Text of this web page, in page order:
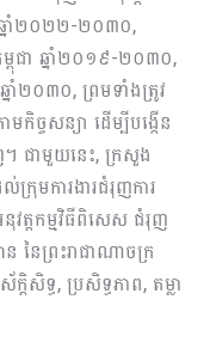
ាំ២០២២-២០៣០,
ពុជា ឆ្នាំ២០១៩-២០៣០,
ាំ២០៣០, ព្រមទាំងត្រូវ
កិច្ចសន្យា ដើម្បីបង្កើន
ជាមួយនេះ, ក្រសួង
ក្រុមការងារជំរុញការ
ត្តកម្មវិធីពិសេស ជំរុញ
នៃព្រះរាជាណាចក្រ
ទ្ធ, ប្រសិទ្ធភាព, តម្លា